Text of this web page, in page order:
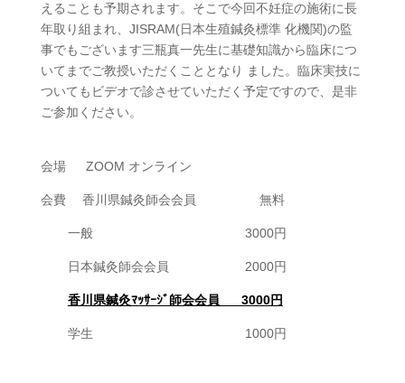
えることも予期されます。そこで今回不妊症の施術に長
年取り組まれ、 JISRAM(日本生殖鍼灸標準 化機関)の監
事でもございます三瓶真一先生に基礎知識から臨床につ
いてまでご教授いただくこととなり ました。臨床実技に
ついてもビデオで診させていただく予定ですので、是非
ご参加ください。
会場 ZOOM オンライン
会費 香川県鍼灸師会会員 無料
一般 3000円
日本鍼灸師会会員 2000円
香川県鍼灸ﾏｯｻｰｼﾞ師会会員 3000円
学生 1000円